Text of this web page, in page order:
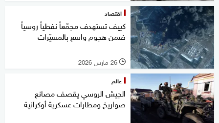
اقتصاد
كييف تستهدف مجمّعاً نفطياً روسياً
ضمن هجوم واسع بالمسيّرات
l 26 مارس 2026
عالم
الجيش الروسي يقصف مصانع
صواريخ ومطارات عسكرية أوكرانية